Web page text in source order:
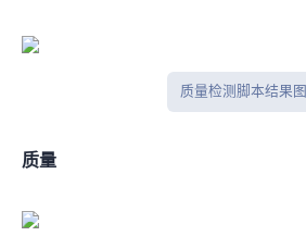
IP质量检测脚本结果图
IPV6质量